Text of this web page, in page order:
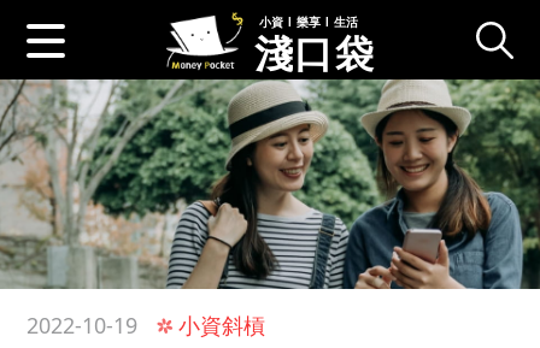
小資 l 樂享 l 生活
淺口袋
2022-10-19 小資斜槓